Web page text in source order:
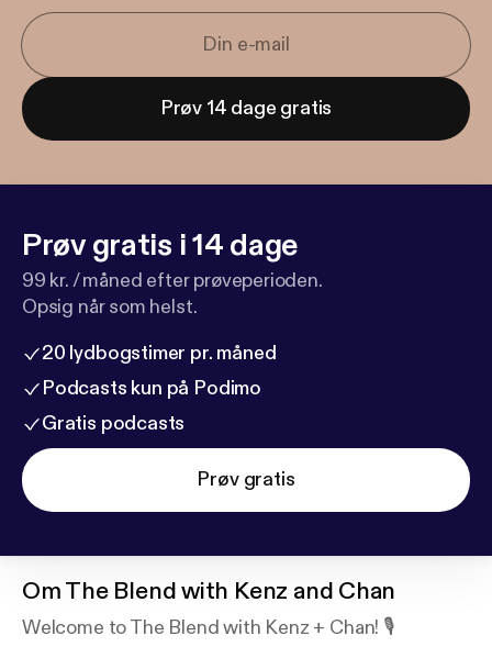
Prøv 14 dage gratis
Prøv gratis i 14 dage
99 kr. / måned efter prøveperioden.
Opsig når som helst.
20 lydbogstimer pr. måned
Podcasts kun på Podimo
Gratis podcasts
Prøv gratis
OmThe Blend with Kenz and Chan
Welcome to The Blend with Kenz + Chan! 🎙️